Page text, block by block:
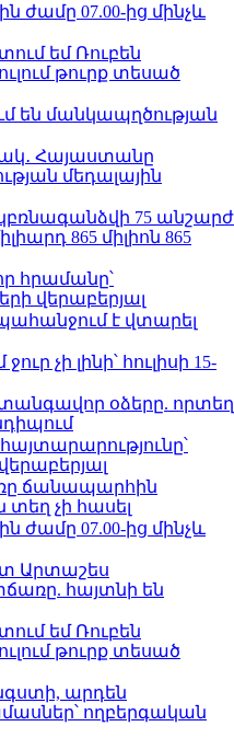
ին ժամը 07.00-ից մինչև
եմ Ռուբեն
թուրք տեսած
են մանկապղծության
Հայաստանը
մեդալային
75 անշարժ
865 միլիոն 865
հրամանը՝
վերաբերյալ
է վտարել
չի լինի՝ հուլիսի 15-
օձերը. որտեղ
ճանապարհին
տեղ չի հասել
ին ժամը 07.00-ից մինչև
Արտաշես
հայտնի են
եմ Ռուբեն
թուրք տեսած
արդեն
ողբերգական